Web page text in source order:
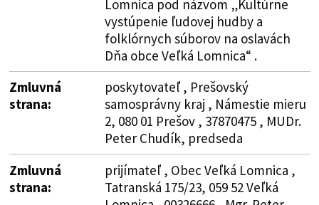
Lomnica pod názvom „Kultúrne
vystúpenie ľudovej hudby a
folklórnych súborov na oslavách
Dňa obce Veľká Lomnica“ .
Zmluvná
strana:
poskytovateľ , Prešovský
samosprávny kraj , Námestie mieru
2, 080 01 Prešov , 37870475 , MUDr.
Peter Chudík, predseda
Zmluvná
strana:
prijímateľ , Obec Veľká Lomnica ,
Tatranská 175/23, 059 52 Veľká